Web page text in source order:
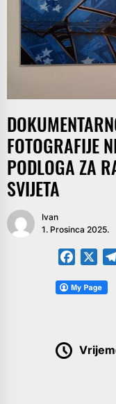
FOTOGRAFIJE
PODLOGA ZA
SVIJETA
Ivan
1. Prosinca 2025.